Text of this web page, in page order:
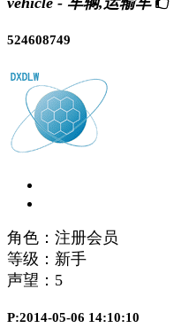
524608749
角色：注册会员
等级：新手
声望： 5
P:2014-05-06 14:10:10